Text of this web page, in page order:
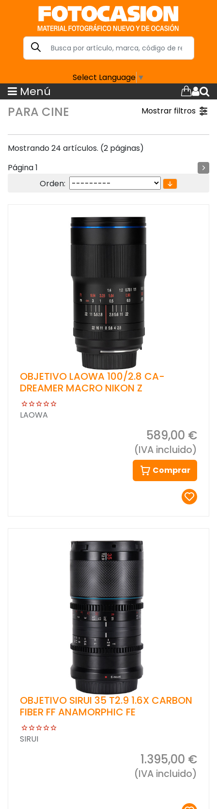
Select Language ▼
Menú
PARA CINE Mostrar filtros
Mostrando 24 artículos. (2 páginas)
Página 1
Orden:
OBJETIVO LAOWA 100/2.8 CA-
DREAMER MACRO NIKON Z
LAOWA
589,00 €
(IVA incluido)
Comprar
OBJETIVO SIRUI 35 T2.9 1.6X CARBON
FIBER FF ANAMORPHIC FE
SIRUI
1.395,00 €
(IVA incluido)